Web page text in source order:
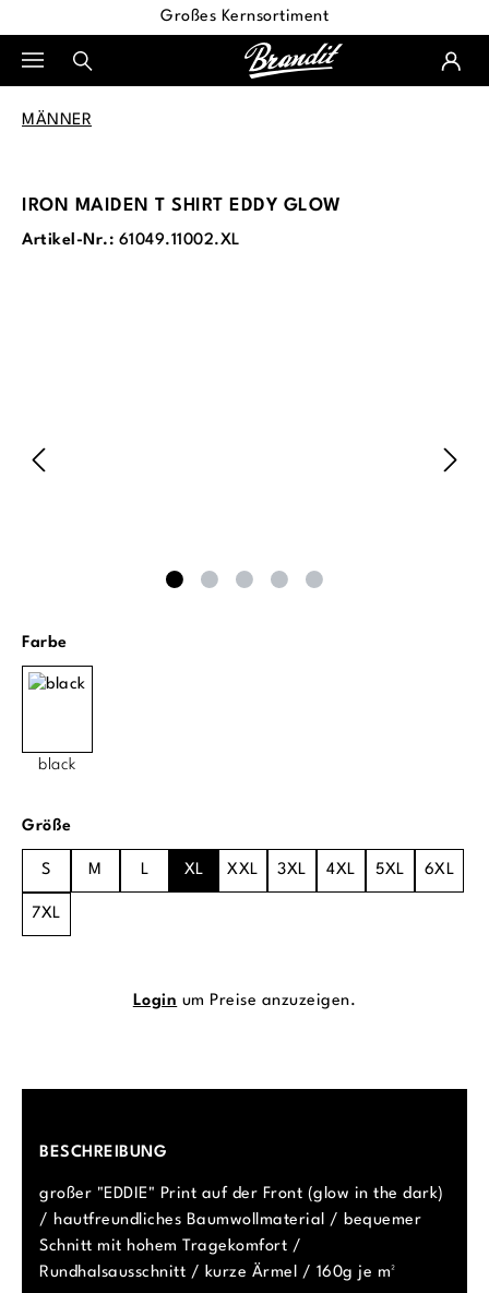
Großes Kernsortiment
MÄNNER
IRON MAIDEN T SHIRT EDDY GLOW
Artikel-Nr.: 61049.11002.XL
Farbeauswählen
black
Größeauswählen
S M L XL XXL 3XL 4XL 5XL 6XL
7XL
Login um Preise anzuzeigen.
BESCHREIBUNG
großer "EDDIE" Print auf der Front (glow in the dark)
/ hautfreundliches Baumwollmaterial / bequemer
Schnitt mit hohem Tragekomfort /
Rundhalsausschnitt / kurze Ärmel / 160g je m²